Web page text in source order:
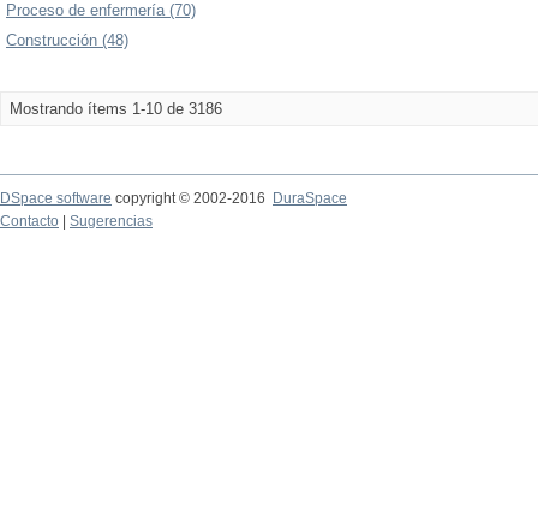
Proceso de enfermería (70)
Construcción (48)
Mostrando ítems 1-10 de 3186
DSpace software copyright © 2002-2016
DuraSpace
Contacto
Sugerencias